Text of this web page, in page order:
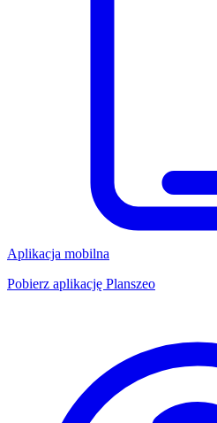
Aplikacja mobilna
Pobierz aplikację Planszeo